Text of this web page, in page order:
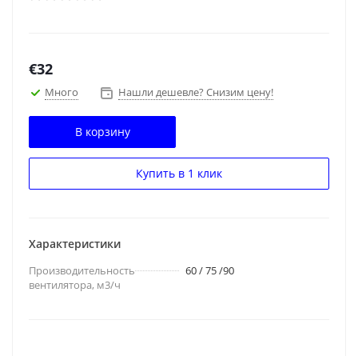
€32
Много Нашли дешевле? Снизим цену!
В корзину
Купить в 1 клик
Характеристики
Производительность
вентилятора, м3/ч
60 / 75 /90